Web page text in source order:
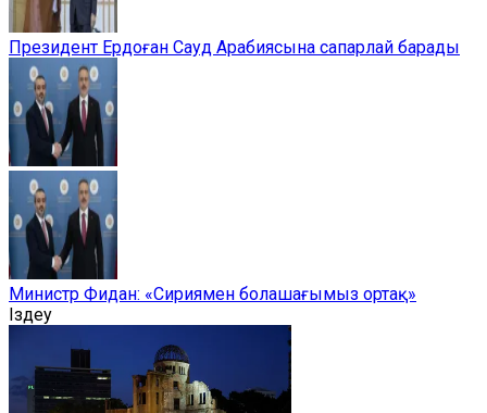
Президент Ердоған Сауд Арабиясына сапарлай барады
Министр Фидан: «Сириямен болашағымыз ортақ»
Іздеу